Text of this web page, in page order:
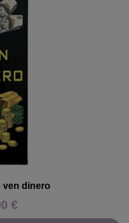
ven dinero
€